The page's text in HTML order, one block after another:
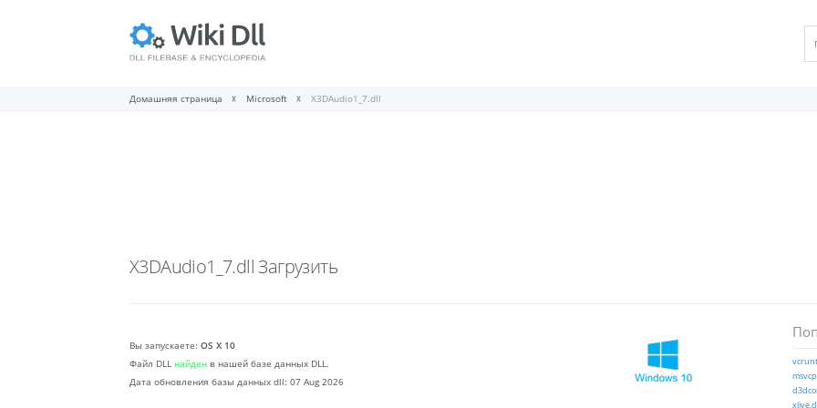
Домашняя страница Microsoft X3DAudio1_7.dll
X3DAudio1_7.dll Загрузить
Вы запускаете: OS X 10
Файл DLL найден в нашей базе данных DLL.
Дата обновления базы данных dll: 07 Aug 2026